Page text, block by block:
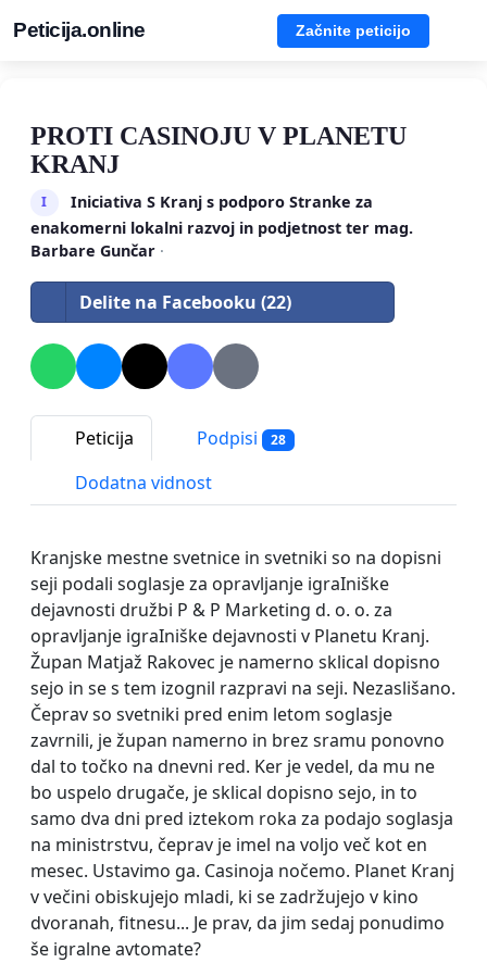
Peticija.online Začnite peticijo
PROTI CASINOJU V PLANETU
KRANJ
I
Iniciativa S Kranj s podporo Stranke za
enakomerni lokalni razvoj in podjetnost ter mag.
Barbare Gunčar ·
Delite na Facebooku (22)
Peticija Podpisi 28
Dodatna vidnost
Kranjske mestne svetnice in svetniki so na dopisni
seji podali soglasje za opravljanje igraIniške
dejavnosti družbi P & P Marketing d. o. o. za
opravljanje igraIniške dejavnosti v Planetu Kranj.
Župan Matjaž Rakovec je namerno sklical dopisno
sejo in se s tem izognil razpravi na seji. Nezaslišano.
Čeprav so svetniki pred enim letom soglasje
zavrnili, je župan namerno in brez sramu ponovno
dal to točko na dnevni red. Ker je vedel, da mu ne
bo uspelo drugače, je sklical dopisno sejo, in to
samo dva dni pred iztekom roka za podajo soglasja
na ministrstvu, čeprav je imel na voljo več kot en
mesec. Ustavimo ga. Casinoja nočemo. Planet Kranj
v večini obiskujejo mladi, ki se zadržujejo v kino
dvoranah, fitnesu... Je prav, da jim sedaj ponudimo
še igralne avtomate?